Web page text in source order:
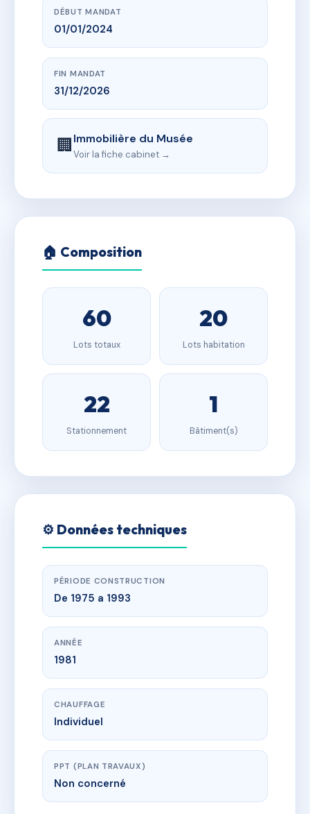
DÉBUT MANDAT
01/01/2024
FIN MANDAT
31/12/2026
🏢Immobilière du Musée
Voir la fiche cabinet →
🏠 Composition
60
Lots totaux
20
Lots habitation
22
Stationnement
1
Bâtiment(s)
⚙️ Données techniques
PÉRIODE CONSTRUCTION
De 1975 a 1993
ANNÉE
1981
CHAUFFAGE
Individuel
PPT (PLAN TRAVAUX)
Non concerné